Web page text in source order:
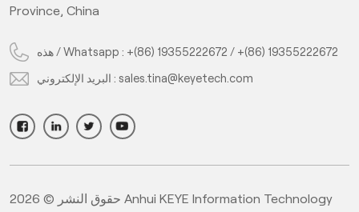
Province, China
هذه / Whatsapp : +(86) 19355222672 / +(86) 19355222672
البريد الإلكتروني :sales.tina@keyetech.com
حقوق النشر © 2026 Anhui KEYE Information Technology